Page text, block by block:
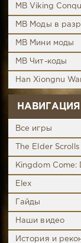
MB Viking
MB Моды в
MB Мини моды
MB Чит-коды
Han Xiongnu
НАВИГАЦИЯ
Все игры
The Elder Scrolls
Kingdom Come:
Elex
Гайды
Наши видео
История и